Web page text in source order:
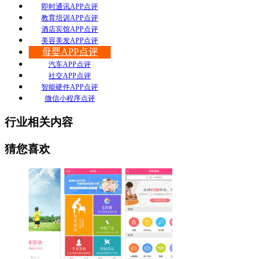
即时通讯APP点评
教育培训APP点评
酒店宾馆APP点评
美容美发APP点评
母婴APP点评
汽车APP点评
社交APP点评
智能硬件APP点评
微信小程序点评
行业相关内容
猜您喜欢